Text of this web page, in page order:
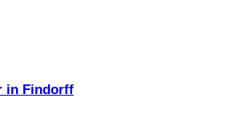
in Findorff